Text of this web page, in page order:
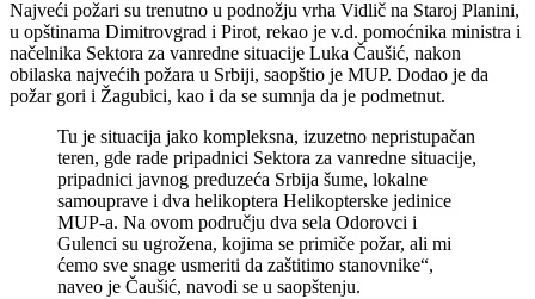
Najveći požari su trenutno u podnožju vrha Vidlič na Staroj Planini,
u opštinama Dimitrovgrad i Pirot, rekao je v.d. pomoćnika ministra i
načelnika Sektora za vanredne situacije Luka Čaušić, nakon
obilaska najvećih požara u Srbiji, saopštio je MUP. Dodao je da
požar gori i Žagubici, kao i da se sumnja da je podmetnut.
Tu je situacija jako kompleksna, izuzetno nepristupačan
teren, gde rade pripadnici Sektora za vanredne situacije,
pripadnici javnog preduzeća Srbija šume, lokalne
samouprave i dva helikoptera Helikopterske jedinice
MUP-a. Na ovom području dva sela Odorovci i
Gulenci su ugrožena, kojima se primiče požar, ali mi
ćemo sve snage usmeriti da zaštitimo stanovnike“,
naveo je Čaušić, navodi se u saopštenju.